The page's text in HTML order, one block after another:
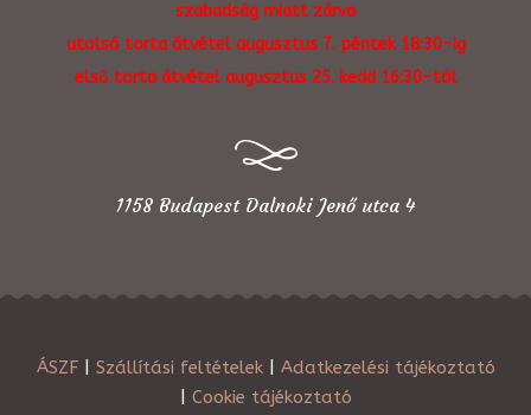
szabadság miatt zárva
utolsó torta átvétel augusztus 7. péntek 18:30-ig
első torta átvétel augusztus 25. kedd 16:30-tól
1158 Budapest Dalnoki Jenő utca 4
ÁSZF| Szállítási feltételek| Adatkezelési tájékoztató
Cookie tájékoztató